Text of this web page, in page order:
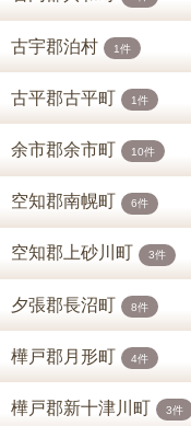
古宇郡泊村 1件
古平郡古平町 1件
余市郡余市町 10件
空知郡南幌町 6件
空知郡上砂川町 3件
夕張郡長沼町 8件
樺戸郡月形町 4件
樺戸郡新十津川町 3件